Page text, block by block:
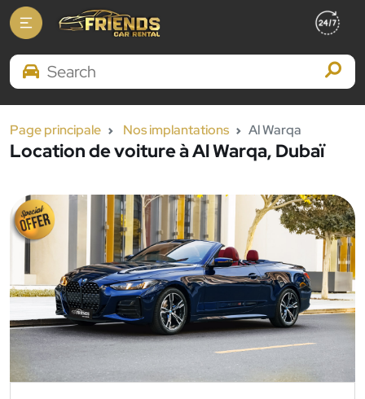
Search Brands
Page principale Nos implantations Al Warqa
Location de voiture à Al Warqa, Dubaï